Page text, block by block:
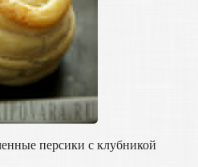
персики с клубникой